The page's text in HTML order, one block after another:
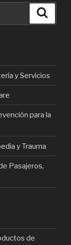
y Servicios
para la
y Trauma
Pasajeros,
de